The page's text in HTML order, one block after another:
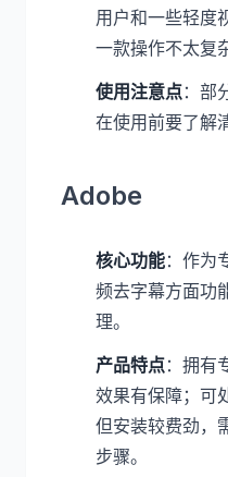
用户和一些轻度
一款操作不太复
使用注意点：部
在使用前要了解
Adobe
核心功能：作为
频去字幕方面功
理。
产品特点：拥有
效果有保障；可
但安装较费劲，
步骤。